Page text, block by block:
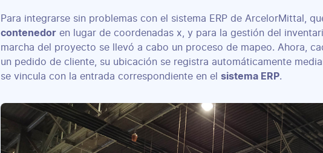
Para integrarse sin problemas con el sistema ERP de ArcelorMittal,
contenedor en lugar de coordenadas x, y para la gestión del
marcha del proyecto se llevó a cabo un proceso de mapeo. Ahora,
un pedido de cliente, su ubicación se registra automáticamente
se vincula con la entrada correspondiente en el sistema ERP.